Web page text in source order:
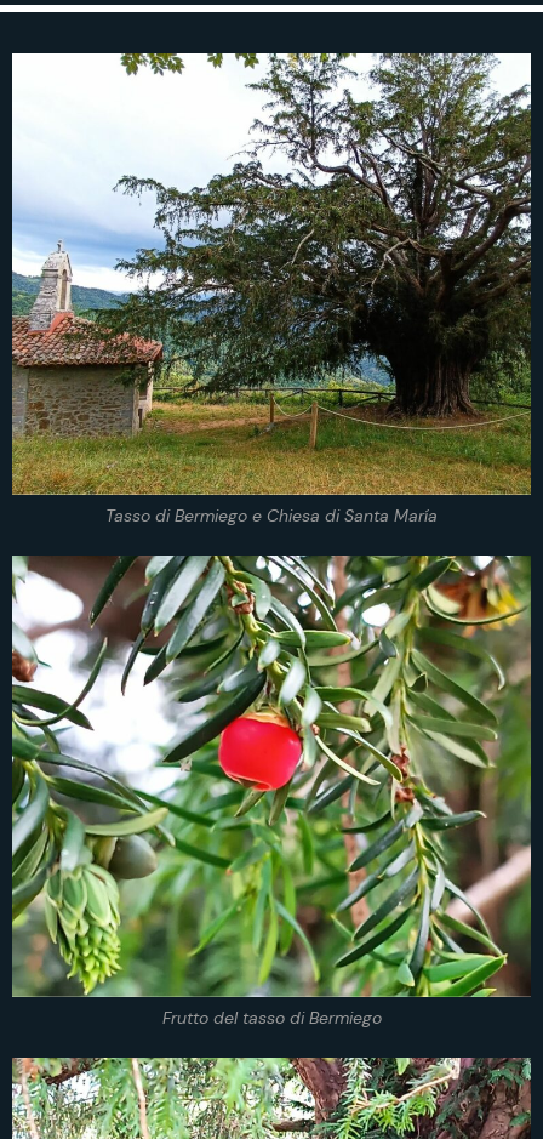
Tasso di Bermiego e Chiesa di Santa María
Frutto del tasso di Bermiego